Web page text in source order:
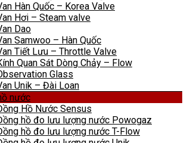
Hàn Quốc – Korea Valve
Hơi – Steam valve
Dao
Samwoo – Hàn Quốc
Tiết Lưu – Throttle Valve
Quan Sát Dòng Chảy – Flow
Glass
Unik – Đài Loan
nước
Hồ Nước Sensus
hồ đo lưu lượng nước Powogaz
hồ đo lưu lượng nước T-Flow